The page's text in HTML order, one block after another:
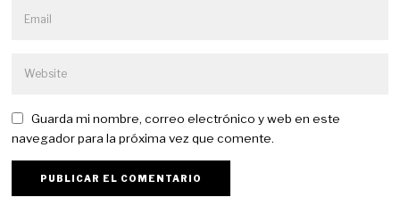
Guarda mi nombre, correo electrónico y web en este
navegador para la próxima vez que comente.